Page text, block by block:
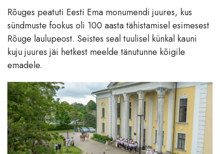
Rõuges peatuti Eesti Ema monumendi juures, kus
sündmuste fookus oli 100 aasta tähistamisel esimesest
Rõuge laulupeost. Seistes seal tuulisel künkal kauni
kuju juures jäi hetkest meelde tänutunne kõigile
emadele.